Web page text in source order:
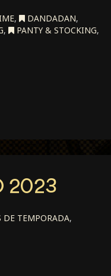
, DANDADAN,
, PANTY & STOCKING,
2023
DE TEMPORADA,